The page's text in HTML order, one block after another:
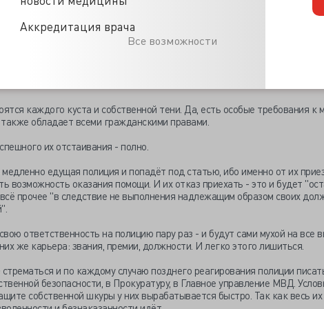
Аккредитация врача
Все возможности
Вы имеете право не дышать самоотверженно "рот в рот" именно по
Вашему здоровью и жизни).
пациента? НЕ надо надрываться, таская всё самим, и нарываться,
кто что обязан; вызывайте на себя МЧС и пусть ОНИ едут хоть
в чём?
каждого куста и собственной тени. Да, есть особые требования к
обладает всеми гражданскими правами.
их отстаивания - полно.
едущая полиция и попадёт под статью, ибо именно от их
возможность оказания помощи. И их отказ приехать - это и будет
прочее "в следствие не выполнения надлежащим образом своих
ответственность на полицию пару раз - и будут сами мухой на все
же карьера: звания, премии, должности. И легко этого лишиться.
и по каждому случаю позднего реагирования полиции
безопасности, в Прокуратуру, в Главное управление МВД.
собственной шкуры у них вырабатывается быстро. Так как весь